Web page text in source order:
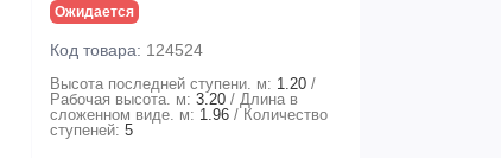
Ожидается
Код товара: 124524
Высота последней ступени. м: 1.20
Рабочая высота. м: 3.20
Длина в
сложенном виде. м: 1.96
Количество
ступеней: 5